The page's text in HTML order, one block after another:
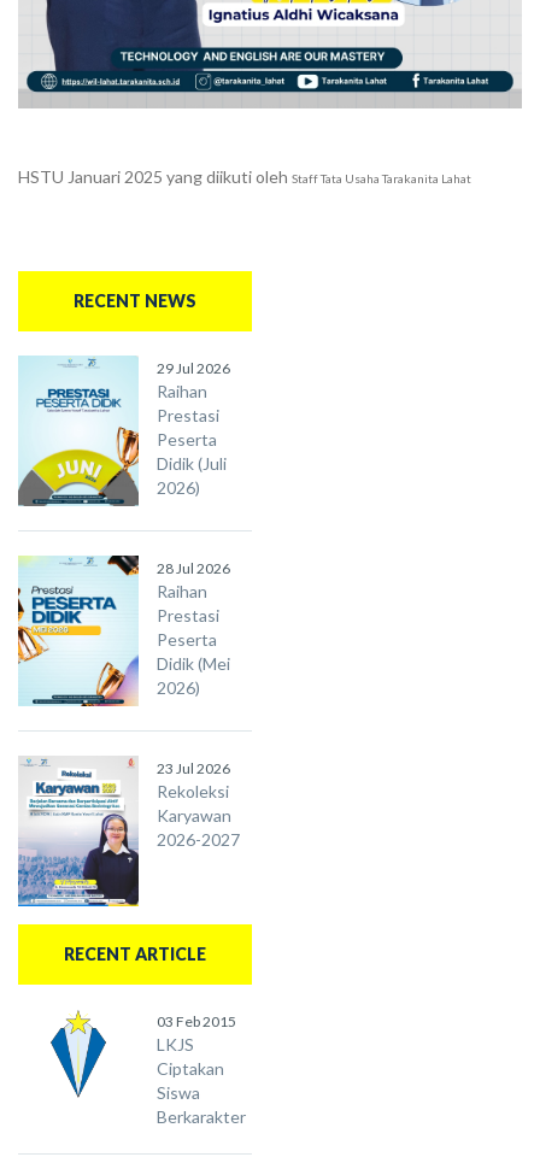
HSTU Januari 2025 yang diikuti oleh Staff Tata Usaha Tarakanita Lahat
RECENT NEWS
29 Jul 2026
Raihan
Prestasi
Peserta
Didik (Juli
2026)
28 Jul 2026
Raihan
Prestasi
Peserta
Didik (Mei
2026)
23 Jul 2026
Rekoleksi
Karyawan
2026-2027
RECENT ARTICLE
03 Feb 2015
LKJS
Ciptakan
Siswa
Berkarakter